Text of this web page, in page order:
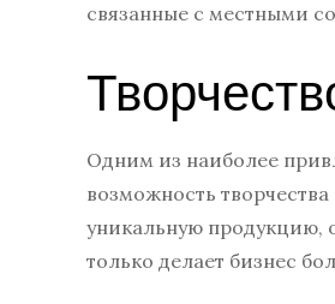
связанные с местными
Одним из наиболее
возможность
уникальную продукцию,
только делает бизнес